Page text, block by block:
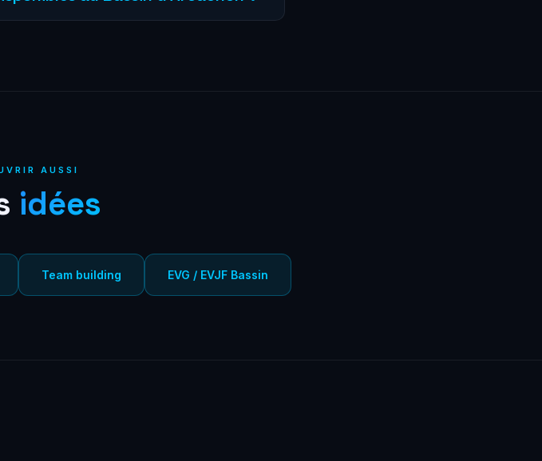
AUSSI
idées
Team building EVG / EVJF Bassin